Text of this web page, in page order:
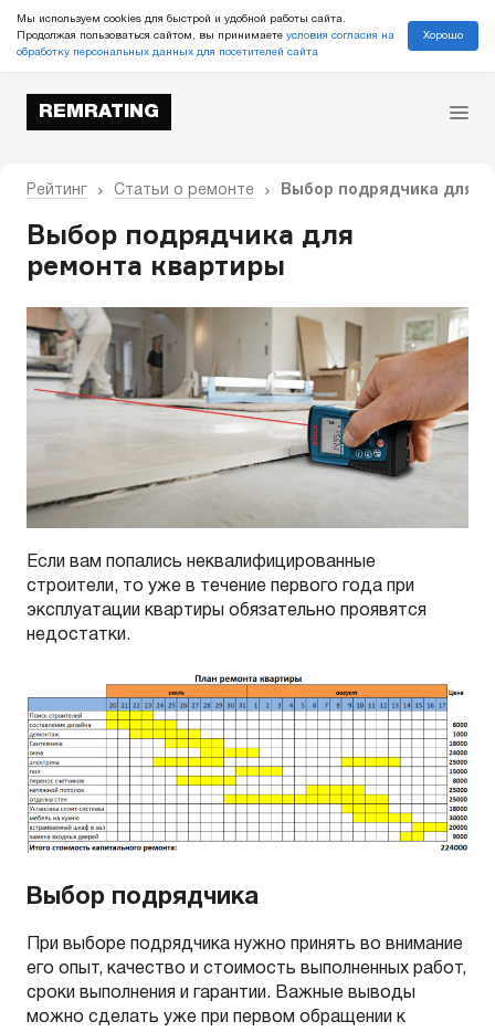
Мы используем cookies для быстрой и удобной работы сайта.
Продолжая пользоваться сайтом, вы принимаете условия согласия на
обработку персональных данных для посетителей сайта
Хорошо
REMRATING
Рейтинг Статьи о ремонте Выбор подрядчика для
Выбор подрядчика для
ремонта квартиры
Если вам попались неквалифицированные
строители, то уже в течение первого года при
эксплуатации квартиры обязательно проявятся
недостатки.
Выбор подрядчика
При выборе подрядчика нужно принять во внимание
его опыт, качество и стоимость выполненных работ,
сроки выполнения и гарантии. Важные выводы
можно сделать уже при первом обращении к